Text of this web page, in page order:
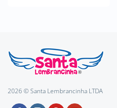
2026 © Santa Lembrancinha LTDA